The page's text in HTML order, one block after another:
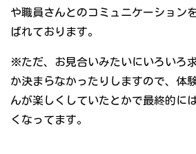
や職員さんとのコミュニケーション
ばれております。
※ただ、お見合いみたいにいろいろ
か決まらなかったりしますので、体
んが楽しくしていたとかで最終的に
くなってます。